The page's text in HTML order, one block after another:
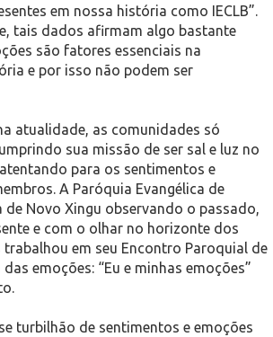
em nossa história como IECLB”.
tais dados afirmam algo bastante
são fatores essenciais na
e por isso não podem ser
atualidade, as comunidades só
sua missão de ser sal e luz no
para os sentimentos e
A Paróquia Evangélica de
de Novo Xingu observando o passado,
e com o olhar no horizonte dos
em seu Encontro Paroquial de
emoções: “Eu e minhas emoções”
turbilhão de sentimentos e emoções